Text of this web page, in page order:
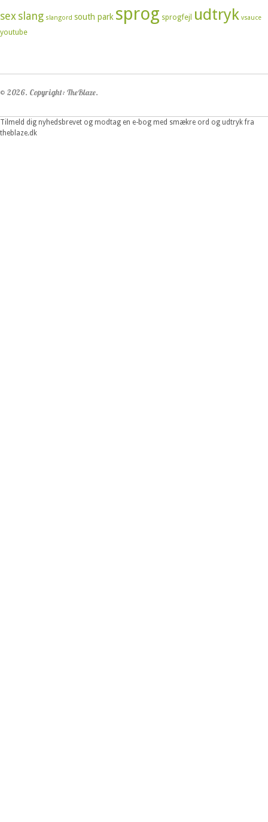
sexslang slangord south park sprog sprogfejl udtryk vsauce
youtube
© 2026. Copyright: TheBlaze.
Tilmeld dig nyhedsbrevet og modtag en e-bog med smækre ord og udtryk fra
theblaze.dk